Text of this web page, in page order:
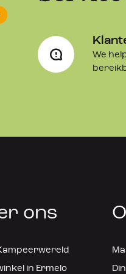
F80s | F65s | F65L |
| F80s | F65s | F65L |
| F80s | F65s | F65L
uit een geheel.
We
ons
in Ermelo